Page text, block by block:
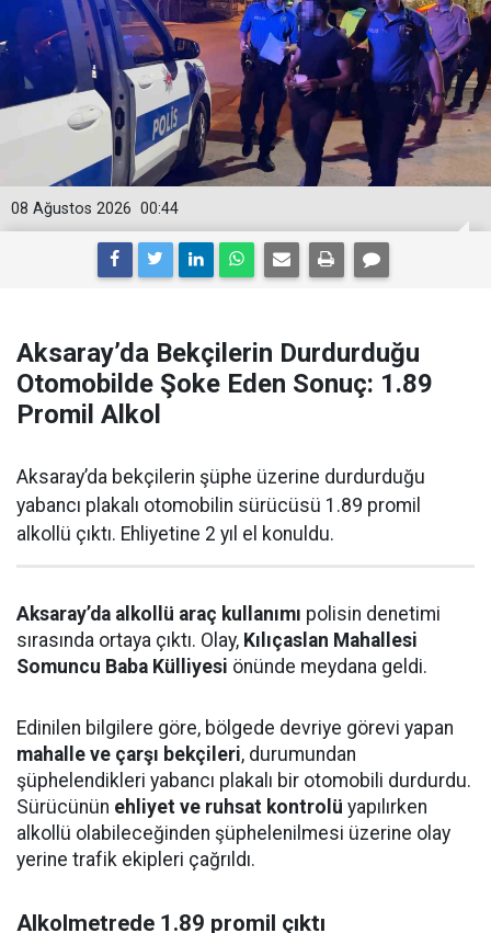
00:44
08 Ağustos 2026
Aksaray’da Bekçilerin Durdurduğu
Otomobilde Şoke Eden Sonuç: 1.89
Promil Alkol
Aksaray’da bekçilerin şüphe üzerine durdurduğu
yabancı plakalı otomobilin sürücüsü 1.89 promil
alkollü çıktı. Ehliyetine 2 yıl el konuldu.
Aksaray’da alkollü araç kullanımı polisin denetimi
sırasında ortaya çıktı. Olay, Kılıçaslan Mahallesi
Somuncu Baba Külliyesi önünde meydana geldi.
Edinilen bilgilere göre, bölgede devriye görevi yapan
mahalle ve çarşı bekçileri, durumundan
şüphelendikleri yabancı plakalı bir otomobili durdurdu.
Sürücünün ehliyet ve ruhsat kontrolü yapılırken
alkollü olabileceğinden şüphelenilmesi üzerine olay
yerine trafik ekipleri çağrıldı.
Alkolmetrede 1.89 promil çıktı